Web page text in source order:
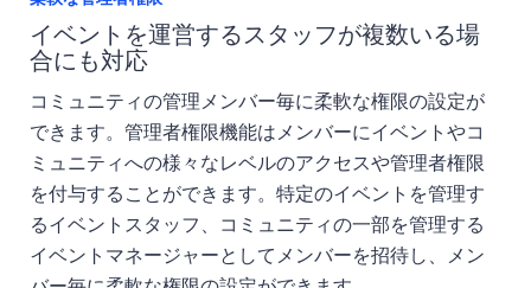
イベントを運営するスタッフが複数いる場
合にも対応
コミュニティの管理メンバー毎に柔軟な権限の設定が
できます。管理者権限機能はメンバーにイベントやコ
ミュニティへの様々なレベルのアクセスや管理者権限
を付与することができます。特定のイベントを管理す
るイベントスタッフ、コミュニティの一部を管理する
イベントマネージャーとしてメンバーを招待し、メン